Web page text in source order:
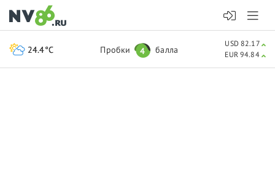
24.4°C Пробки 4 балла
USD 82.17
EUR 94.84